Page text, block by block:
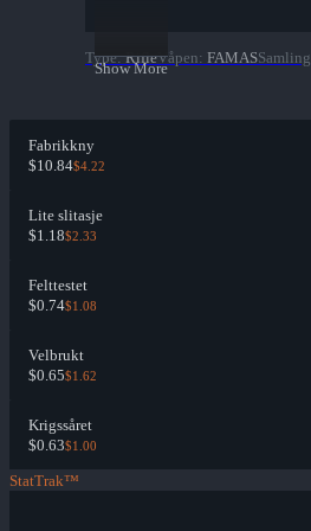
Show More
Type: RifleVåpen: FAMASSamling
Fabrikkny
$10.84$4.22
Lite slitasje
$1.18$2.33
Felttestet
$0.74$1.08
Velbrukt
$0.65$1.62
Krigssåret
$0.63$1.00
StatTrak™